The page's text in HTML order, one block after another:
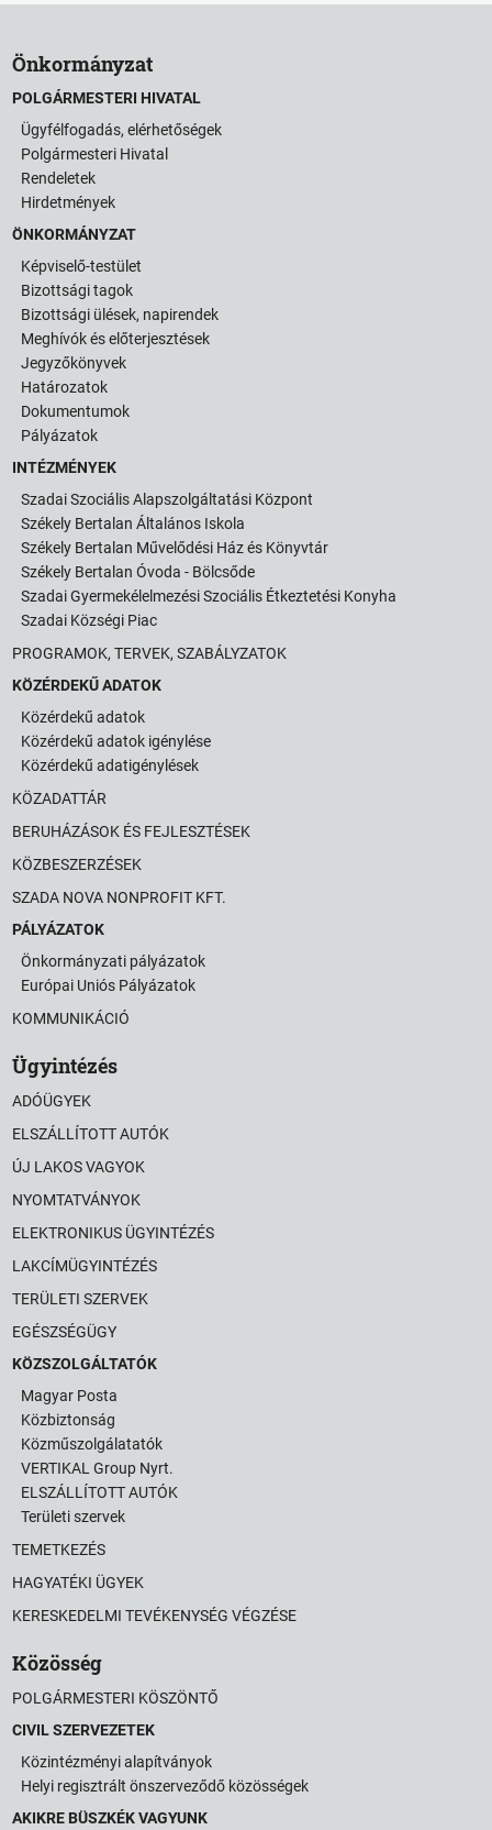
Önkormányzat
POLGÁRMESTERI HIVATAL
Ügyfélfogadás, elérhetőségek
Polgármesteri Hivatal
Rendeletek
Hirdetmények
ÖNKORMÁNYZAT
Képviselő-testület
Bizottsági tagok
Bizottsági ülések, napirendek
Meghívók és előterjesztések
Jegyzőkönyvek
Határozatok
Dokumentumok
Pályázatok
INTÉZMÉNYEK
Szadai Szociális Alapszolgáltatási Központ
Székely Bertalan Általános Iskola
Székely Bertalan Művelődési Ház és Könyvtár
Székely Bertalan Óvoda - Bölcsőde
Szadai Gyermekélelmezési Szociális Étkeztetési Konyha
Szadai Községi Piac
PROGRAMOK, TERVEK, SZABÁLYZATOK
KÖZÉRDEKŰ ADATOK
Közérdekű adatok
Közérdekű adatok igénylése
Közérdekű adatigénylések
KÖZADATTÁR
BERUHÁZÁSOK ÉS FEJLESZTÉSEK
KÖZBESZERZÉSEK
SZADA NOVA NONPROFIT KFT.
PÁLYÁZATOK
Önkormányzati pályázatok
Európai Uniós Pályázatok
KOMMUNIKÁCIÓ
Ügyintézés
ADÓÜGYEK
ELSZÁLLÍTOTT AUTÓK
ÚJ LAKOS VAGYOK
NYOMTATVÁNYOK
ELEKTRONIKUS ÜGYINTÉZÉS
LAKCÍMÜGYINTÉZÉS
TERÜLETI SZERVEK
EGÉSZSÉGÜGY
KÖZSZOLGÁLTATÓK
Magyar Posta
Közbiztonság
Közműszolgálatatók
VERTIKAL Group Nyrt.
ELSZÁLLÍTOTT AUTÓK
Területi szervek
TEMETKEZÉS
HAGYATÉKI ÜGYEK
KERESKEDELMI TEVÉKENYSÉG VÉGZÉSE
Közösség
POLGÁRMESTERI KÖSZÖNTŐ
CIVIL SZERVEZETEK
Közintézményi alapítványok
Helyi regisztrált önszerveződő közösségek
AKIKRE BÜSZKÉK VAGYUNK